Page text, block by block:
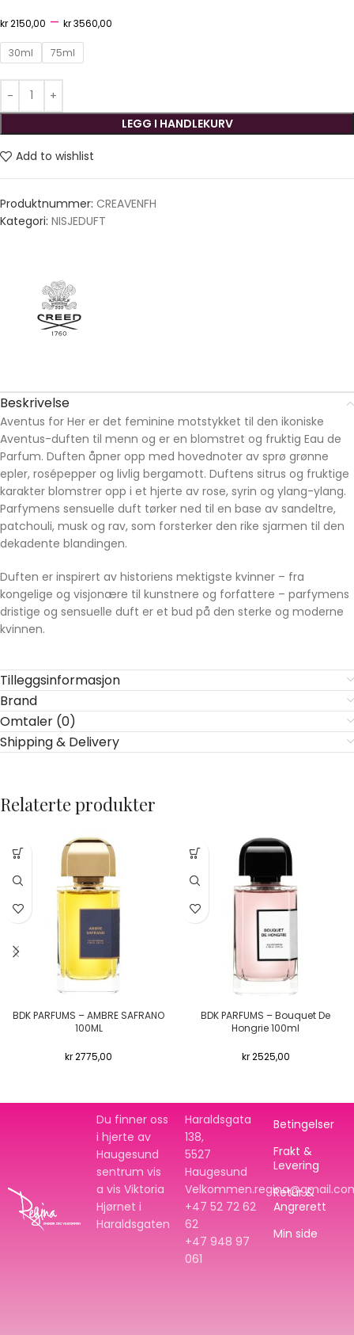
kr2150,00 – kr3560,00
30ml 75ml
LEGG I HANDLEKURV
Add to wishlist
Produktnummer: CREAVENFH
Kategori: NISJEDUFT
Beskrivelse
Aventus for Her er det feminine motstykket til den ikoniske
Aventus-duften til menn og er en blomstret og fruktig Eau de
Parfum. Duften åpner opp med hovednoter av sprø grønne
epler, rosépepper og livlig bergamott. Duftens sitrus og fruktige
karakter blomstrer opp i et hjerte av rose, syrin og ylang-ylang.
Parfymens sensuelle duft tørker ned til en base av sandeltre,
patchouli, musk og rav, som forsterker den rike sjarmen til den
dekadente blandingen.
Duften er inspirert av historiens mektigste kvinner – fra
kongelige og visjonære til kunstnere og forfattere – parfymens
dristige og sensuelle duft er et bud på den sterke og moderne
kvinnen.
Tilleggsinformasjon
Brand
Omtaler (0)
Shipping & Delivery
Relaterte produkter
BDK PARFUMS – AMBRE SAFRANO
100ML
kr2775,00
BDK PARFUMS – Bouquet De
Hongrie 100ml
kr2525,00
Du finner oss
i hjerte av
Haugesund
sentrum vis
a vis Viktoria
Hjørnet i
Haraldsgaten
Haraldsgata
138,
5527
Haugesund
+47 52 72 62
62
+47 948 97
061
Betingelser
Frakt &
Levering
Retur &
Angrerett
Min side